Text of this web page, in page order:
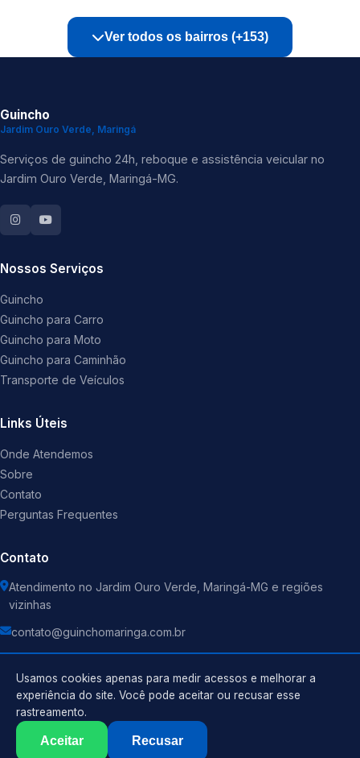
Ver todos os bairros (+153)
Guincho
Jardim Ouro Verde, Maringá
Serviços de guincho 24h, reboque e assistência veicular no
Jardim Ouro Verde, Maringá-MG.
Nossos Serviços
Guincho
Guincho para Carro
Guincho para Moto
Guincho para Caminhão
Transporte de Veículos
Links Úteis
Onde Atendemos
Sobre
Contato
Perguntas Frequentes
Contato
Atendimento no Jardim Ouro Verde, Maringá-MG e regiões
vizinhas
contato@guinchomaringa.com.br
Guincho . Todos os direitos reservados.
Usamos cookies apenas para medir acessos e melhorar a
experiência do site. Você pode aceitar ou recusar esse
rastreamento.
Aceitar Recusar